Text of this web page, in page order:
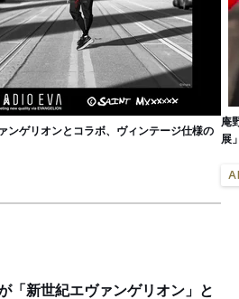
ンゲリオンとコラボ、ヴィンテージ仕様の
庵
展
「新世紀エヴァンゲリオン」と